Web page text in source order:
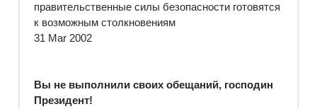
правительственные силы безопасности готовятся
к возможным столкновениям
31 Mar 2002
Вы не выполнили своих обещаний, господин
Президент!